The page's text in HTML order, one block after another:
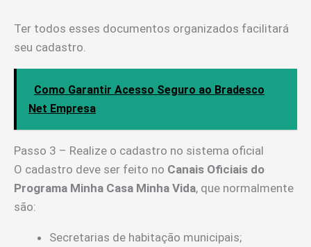
Ter todos esses documentos organizados facilitará
seu cadastro.
Como Garantir Acesso Seguro ao Bradesco
Net Empresa
Passo 3 – Realize o cadastro no sistema oficial
O cadastro deve ser feito no Canais Oficiais do
Programa Minha Casa Minha Vida, que normalmente
são:
Secretarias de habitação municipais;